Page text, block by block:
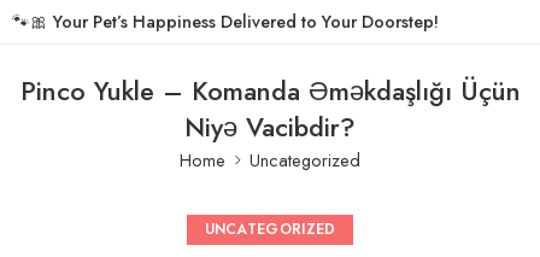
🐾🎀Your Pet’s Happiness Delivered to Your Doorstep!
Pinco Yukle – Komanda Əməkdaşlığı Üçün
Niyə Vacibdir?
Home Uncategorized
UNCATEGORIZED